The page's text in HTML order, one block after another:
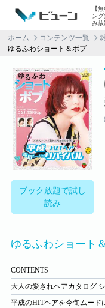
【
ン
み放
ホーム コンテンツ一覧
ゆるふわショート＆ボブ
ブック放題で試し
読み
ゆるふわショート
CONTENTS
大人の愛されヘアカタログ
平成のHITヘアを今旬ムード